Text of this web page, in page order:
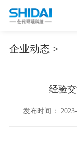
企业动态 >
经验
发布时间：